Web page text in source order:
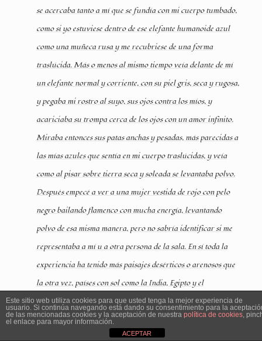
se acercaba tanto a mí que se fundía con mi cuerpo tumbado,
como si yo estuviese dentro de ese elefante humanoide azul
como una muñeca rusa y me recubriese de una forma
traslúcida. Más o menos al mismo tiempo veía delante de mí
un elefante normal y corriente, con su piel gris, seca y rugosa,
y pegaba mi rostro al suyo, sus ojos contra los míos, y
acariciaba su trompa cerca de los ojos con un amor infinito.
Miraba entonces sus patas anchas y pesadas, más parecidas a
las mías azules que sentía en mi cuerpo traslúcidas, y veía
como al pisar sobre tierra seca y soleada se levantaba polvo.
Después empecé a ver a una mujer vestida de rojo con pelo
negro bailando flamenco con mucha energía, levantando
polvo de esa misma manera, pero no sabría identificar si me
representaba a mí u a otra persona de la sala. En sí toda la
experiencia ha tenido más paisajes desérticos o arenosos que
la otra vez, países con sol como la India, Egipto y el
Mediterráneo en general.
Este sitio web utiliza cookies para que usted tenga la mejor experiencia de
usuario. Si continúa navegando está dando su consentimiento para la
de las mencionadas cookies y la aceptación de nuestra política de cookies,
el enlace para mayor información.
ACEPTAR